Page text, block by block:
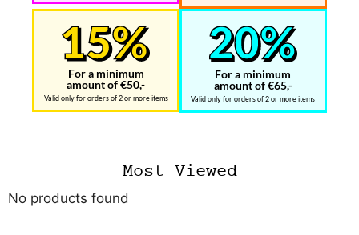
For a minimum
amount of €50,-
Valid only for orders of 2 or more items
For a minimum
amount of €65,-
Valid only for orders of 2 or more items
Most Viewed
No products found